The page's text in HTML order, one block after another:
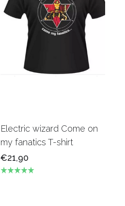
Electric wizard Come on
my fanatics T-shirt
€21,90